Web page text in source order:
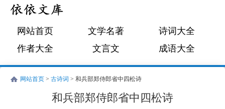
网站首页 文学名著
诗词大全
作者大全
文言文 成语大全
网站首页 > 古诗词 > 和兵部郑侍郎省中四松诗
和兵部郑侍郎省中四松诗